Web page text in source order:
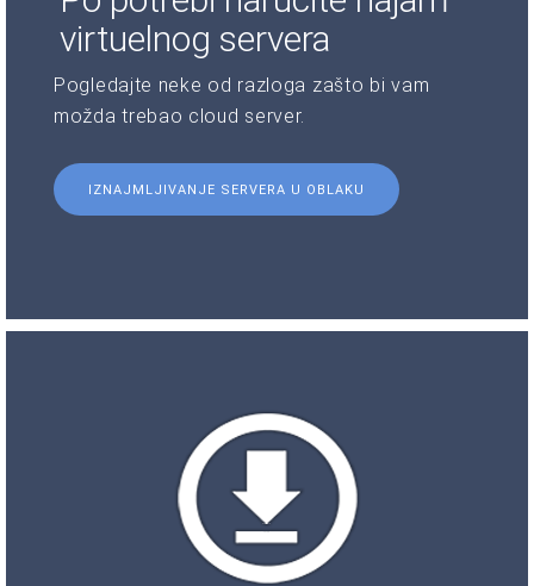
virtuelnog servera
Pogledajte neke od razloga zašto bi vam
možda trebao cloud server.
IZNAJMLJIVANJE SERVERA U OBLAKU